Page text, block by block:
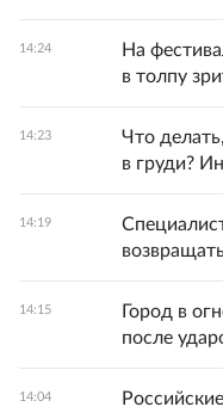
14:24
На
в толпу
14:23
Что
в груди?
14:19
14:15
Город в
после
14:04